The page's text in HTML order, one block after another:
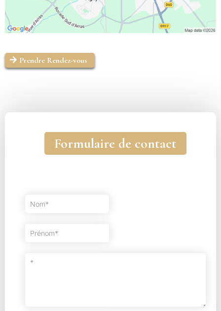
Prendre Rendez-vous
Formulaire de contact